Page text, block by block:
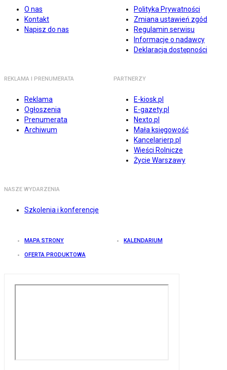
O nas
Kontakt
Napisz do nas
Polityka Prywatności
Zmiana ustawień zgód
Regulamin serwisu
Informacje o nadawcy
Deklaracja dostępności
REKLAMA I PRENUMERATA
Reklama
Ogłoszenia
Prenumerata
Archiwum
PARTNERZY
E-kiosk.pl
E-gazety.pl
Nexto.pl
Mała księgowość
Kancelarierp.pl
Wieści Rolnicze
Życie Warszawy
NASZE WYDARZENIA
Szkolenia i konferencje
MAPA STRONY KALENDARIUM
OFERTA PRODUKTOWA